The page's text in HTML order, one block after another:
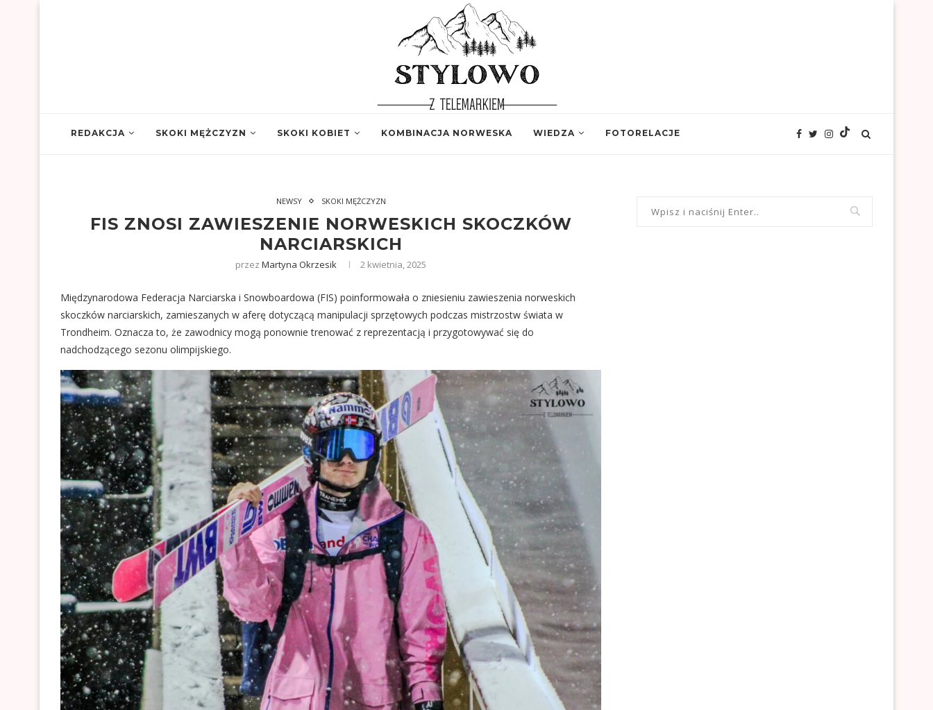
REDAKCJA SKOKI MĘŻCZYZN SKOKI KOBIET KOMBINACJA NORWESKA WIEDZA FOTORELACJE
NEWSY SKOKI MĘŻCZYZN
FIS ZNOSI ZAWIESZENIE NORWESKICH SKOCZKÓW
NARCIARSKICH
przezMartyna Okrzesik 2 kwietnia, 2025
Międzynarodowa Federacja Narciarska i Snowboardowa (FIS) poinformowała o zniesieniu zawieszenia norweskich
skoczków narciarskich, zamieszanych w aferę dotyczącą manipulacji sprzętowych podczas mistrzostw świata w
Trondheim. Oznacza to, że zawodnicy mogą ponownie trenować z reprezentacją i przygotowywać się do
nadchodzącego sezonu olimpijskiego.